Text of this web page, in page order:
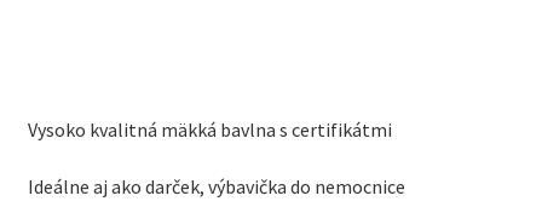
Vysoko kvalitná mäkká bavlna s certifikátmi
Ideálne aj ako darček, výbavička do nemocnice